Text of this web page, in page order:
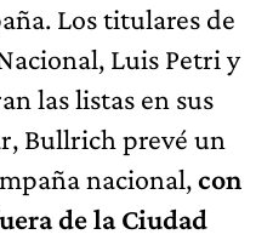
Los titulares de
Luis Petri y
las listas en sus
Bullrich prevé un
nacional,con
de la Ciudad